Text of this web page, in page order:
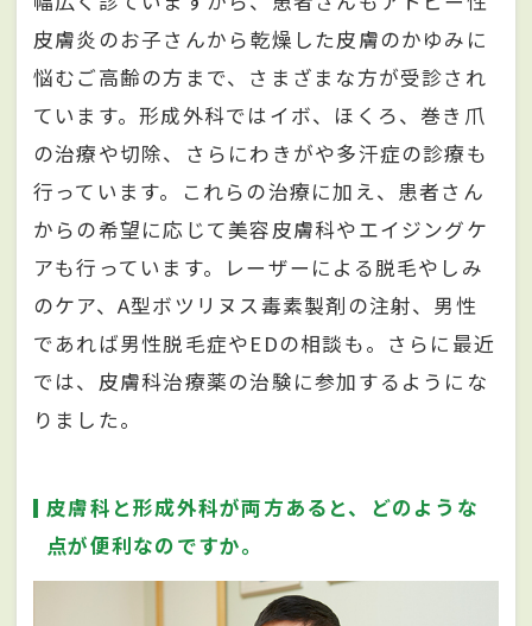
皮膚炎のお子さんから乾燥した皮膚のかゆみに
悩むご高齢の方まで、さまざまな方が受診され
ています。形成外科ではイボ、ほくろ、巻き爪
の治療や切除、さらにわきがや多汗症の診療も
行っています。これらの治療に加え、患者さん
からの希望に応じて美容皮膚科やエイジングケ
アも行っています。レーザーによる脱毛やしみ
のケア、A型ボツリヌス毒素製剤の注射、男性
であれば男性脱毛症やEDの相談も。さらに最近
では、皮膚科治療薬の治験に参加するようにな
りました。
皮膚科と形成外科が両方あると、どのような
点が便利なのですか。